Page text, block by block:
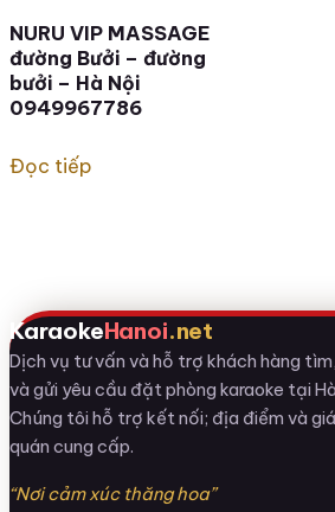
NURU VIP MASSAGE
đường Bưởi – đường
bưởi – Hà Nội
0949967786
Đọc tiếp
KaraokeHanoi.net
Dịch vụ tư vấn và hỗ trợ khách hàng
và gửi yêu cầu đặt phòng karaoke tại
Chúng tôi hỗ trợ kết nối; địa điểm và
quán cung cấp.
“Nơi cảm xúc thăng hoa”